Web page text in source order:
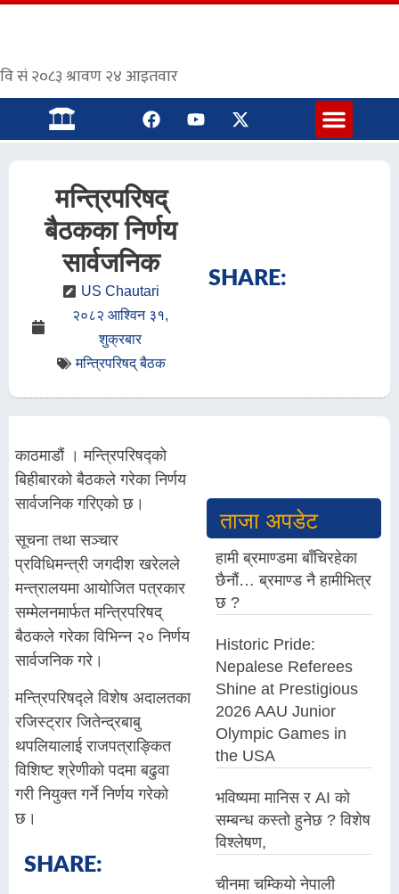
मन्त्रिपरिषद्
बैठकका निर्णय
सार्वजनिक
US Chautari
२०८२ आश्विन ३१,
शुक्रबार
मन्त्रिपरिषद् बैठक
SHARE:
काठमाडौं । मन्त्रिपरिषद्को
बिहीबारको बैठकले गरेका निर्णय
सार्वजनिक गरिएको छ।
सूचना तथा सञ्चार
प्रविधिमन्त्री जगदीश खरेलले
मन्त्रालयमा आयोजित पत्रकार
सम्मेलनमार्फत मन्त्रिपरिषद्
बैठकले गरेका विभिन्न २० निर्णय
सार्वजनिक गरे।
मन्त्रिपरिषद्ले विशेष अदालतका
रजिस्ट्रार जितेन्द्रबाबु
थपलियालाई राजपत्राङ्कित
विशिष्ट श्रेणीको पदमा बढुवा
गरी नियुक्त गर्ने निर्णय गरेको
छ।
SHARE:
ताजा अपडेट
हामी ब्रमाण्डमा बाँचिरहेका
छैनौं… ब्रमाण्ड नै हामीभित्र
छ ?
Historic Pride:
Nepalese Referees
Shine at Prestigious
2026 AAU Junior
Olympic Games in
the USA
भविष्यमा मानिस र AI को
सम्बन्ध कस्तो हुनेछ ? विशेष
विश्लेषण,
चीनमा चम्कियो नेपाली